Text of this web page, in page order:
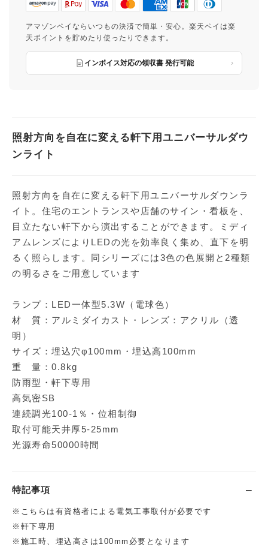
アマゾンペイならいつもの決済で簡単・安心。楽天ペイは楽
天ポイントを貯めたり使ったりできます。
インボイス対応の領収書 発行可能
照射方向を自在に変える軒下用ユニバーサルダウ
ンライト
照射方向を自在に変える軒下用ユニバーサルダウンラ
イト。住宅のエントランスや店舗のサイン・看板を、
目立たない軒下から演出することができます。ミディ
アムレンズによりLEDの光を効率良く集め、直下を明
るく照らします。同シリーズには3色の色展開と2種類
の明るさをご用意しています
ランプ：LED一体型5.3W（電球色）
材 質：アルミダイカスト・レンズ：アクリル（透
明）
サイズ：埋込穴φ100mm・埋込高100mm
重 量：0.8kg
防雨型・軒下専用
高気密SB
連続調光100-1％・位相制御
取付可能天井厚5-25mm
光源寿命50000時間
特記事項
※こちらは有資格者による電気工事取付が必要です
※軒下専用
※施工時、埋込高さは100mm必要となります